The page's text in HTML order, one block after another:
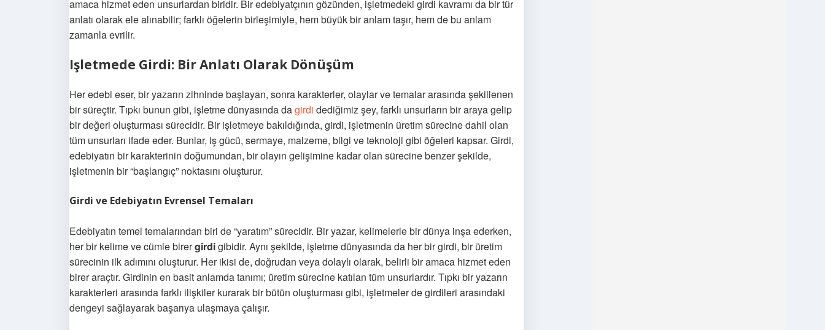
amaca hizmet eden unsurlardan biridir. Bir edebiyatçının gözünden, işletmedeki girdi kavramı da bir tür
anlatı olarak ele alınabilir; farklı öğelerin birleşimiyle, hem büyük bir anlam taşır, hem de bu anlam
zamanla evrilir.
Işletmede Girdi: Bir Anlatı Olarak Dönüşüm
Her edebi eser, bir yazarın zihninde başlayan, sonra karakterler, olaylar ve temalar arasında şekillenen
bir süreçtir. Tıpkı bunun gibi, işletme dünyasında dagirdi dediğimiz şey, farklı unsurların bir araya gelip
bir değeri oluşturması sürecidir. Bir işletmeye bakıldığında, girdi, işletmenin üretim sürecine dahil olan
tüm unsurları ifade eder. Bunlar, iş gücü, sermaye, malzeme, bilgi ve teknoloji gibi öğeleri kapsar. Girdi,
edebiyatın bir karakterinin doğumundan, bir olayın gelişimine kadar olan sürecine benzer şekilde,
işletmenin bir “başlangıç” noktasını oluşturur.
Girdi ve Edebiyatın Evrensel Temaları
Edebiyatın temel temalarından biri de “yaratım” sürecidir. Bir yazar, kelimelerle bir dünya inşa ederken,
her bir kelime ve cümle birergirdigibidir. Aynı şekilde, işletme dünyasında da her bir girdi, bir üretim
sürecinin ilk adımını oluşturur. Her ikisi de, doğrudan veya dolaylı olarak, belirli bir amaca hizmet eden
birer araçtır. Girdinin en basit anlamda tanımı; üretim sürecine katılan tüm unsurlardır. Tıpkı bir yazarın
karakterleri arasında farklı ilişkiler kurarak bir bütün oluşturması gibi, işletmeler de girdileri arasındaki
dengeyi sağlayarak başarıya ulaşmaya çalışır.